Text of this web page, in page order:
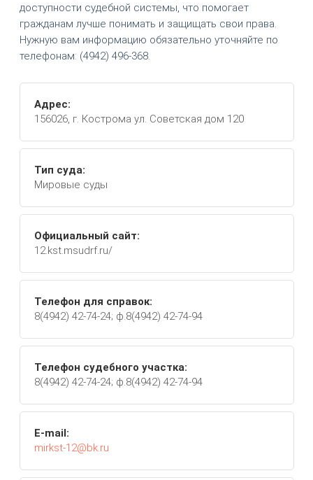
доступности судебной системы, что помогает
гражданам лучше понимать и защищать свои права.
Нужную вам информацию обязательно уточняйте по
телефонам: (4942) 496-368.
Адрес:
156026, г. Кострома ул. Советская дом 120
Тип суда:
Мировые суды
Официальный сайт:
12.kst.msudrf.ru/
Телефон для справок:
8(4942) 42-74-24; ф.8(4942) 42-74-94
Телефон судебного участка:
8(4942) 42-74-24; ф.8(4942) 42-74-94
E-mail:
mirkst-12@bk.ru